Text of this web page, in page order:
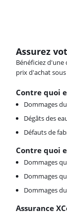
Assurez
Bénéficiez d'une
prix d'achat
Contre quoi
Dommages
Dégâts des
Défauts de
Contre quoi
Dommages
Dommages
Dommages
Assurance